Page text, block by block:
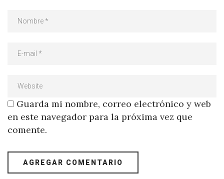
Guarda mi nombre, correo electrónico y web
en este navegador para la próxima vez que
comente.